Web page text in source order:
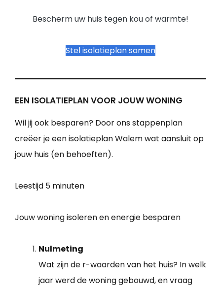
Bescherm uw huis tegen kou of warmte!
Stel isolatieplan samen
EEN ISOLATIEPLAN VOOR JOUW WONING
Wil jij ook besparen? Door ons stappenplan
creëer je een isolatieplan Walem wat aansluit op
jouw huis (en behoeften).
Leestijd 5 minuten
Jouw woning isoleren en energie besparen
Nulmeting
Wat zijn de r-waarden van het huis? In welk
jaar werd de woning gebouwd, en vraag